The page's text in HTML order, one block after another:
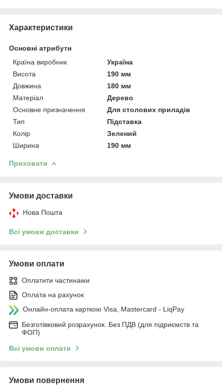
Характеристики
Основні атрибути
Країна виробник
Україна
Висота
190 мм
Довжина
180 мм
Матеріал
Дерево
Основне призначення
Для столових приладів
Тип
Підставка
Колір
Зелений
Ширина
190 мм
Приховати
Умови доставки
Нова Пошта
Всі умови доставки
Умови оплати
Оплатити частинами
Оплата на рахунок
Онлайн-оплата карткою Visa, Mastercard - LiqPay
Безготівковий розрахунок. Без ПДВ (для підриємств та
ФОП)
Всі умови оплати
Умови повернення